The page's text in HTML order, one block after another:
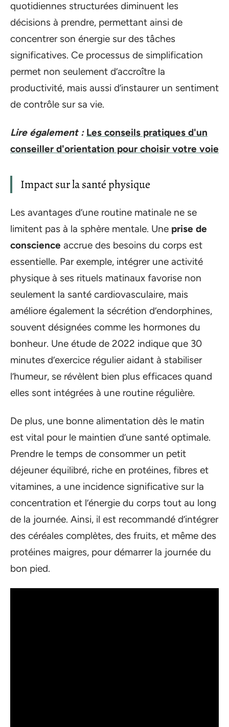
quotidiennes structurées diminuent les
décisions à prendre, permettant ainsi de
concentrer son énergie sur des tâches
significatives. Ce processus de simplification
permet non seulement d’accroître la
productivité, mais aussi d’instaurer un sentiment
de contrôle sur sa vie.
Lire également : Les conseils pratiques d'un
conseiller d'orientation pour choisir votre voie
Impact sur la santé physique
Les avantages d’une routine matinale ne se
limitent pas à la sphère mentale. Une prise de
conscience accrue des besoins du corps est
essentielle. Par exemple, intégrer une activité
physique à ses rituels matinaux favorise non
seulement la santé cardiovasculaire, mais
améliore également la sécrétion d’endorphines,
souvent désignées comme les hormones du
bonheur. Une étude de 2022 indique que 30
minutes d’exercice régulier aidant à stabiliser
l’humeur, se révèlent bien plus efficaces quand
elles sont intégrées à une routine régulière.
De plus, une bonne alimentation dès le matin
est vital pour le maintien d’une santé optimale.
Prendre le temps de consommer un petit
déjeuner équilibré, riche en protéines, fibres et
vitamines, a une incidence significative sur la
concentration et l’énergie du corps tout au long
de la journée. Ainsi, il est recommandé d’intégrer
des céréales complètes, des fruits, et même des
protéines maigres, pour démarrer la journée du
bon pied.